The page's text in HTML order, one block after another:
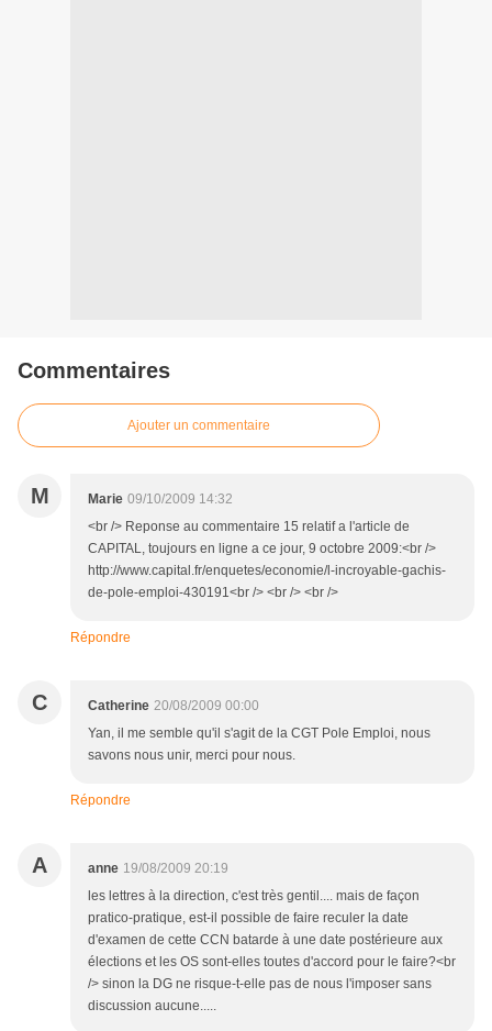
Commentaires
Ajouter un commentaire
M Marie 09/10/2009 14:32
<br /> Reponse au commentaire 15 relatif a l'article de
CAPITAL, toujours en ligne a ce jour, 9 octobre 2009:<br />
http://www.capital.fr/enquetes/economie/l-incroyable-gachis-
de-pole-emploi-430191<br /> <br /> <br />
Répondre
C Catherine 20/08/2009 00:00
Yan, il me semble qu'il s'agit de la CGT Pole Emploi, nous
savons nous unir, merci pour nous.
Répondre
A anne 19/08/2009 20:19
les lettres à la direction, c'est très gentil.... mais de façon
pratico-pratique, est-il possible de faire reculer la date
d'examen de cette CCN batarde à une date postérieure aux
élections et les OS sont-elles toutes d'accord pour le faire?<br
/> sinon la DG ne risque-t-elle pas de nous l'imposer sans
discussion aucune.....